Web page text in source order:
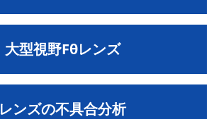
大型視野Fθレンズ
レンズの不具合分析